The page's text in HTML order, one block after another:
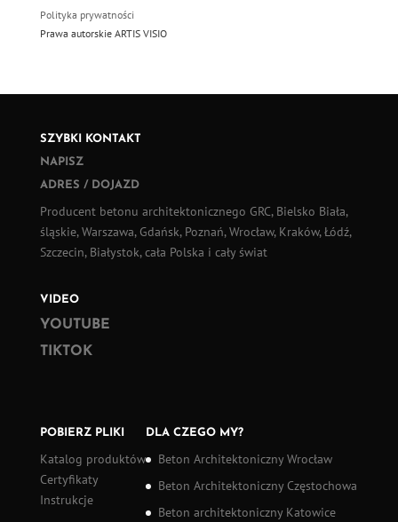
Polityka prywatności
Prawa autorskie ARTIS VISIO
SZYBKI KONTAKT
NAPISZ
ADRES / DOJAZD
Producent betonu architektonicznego GRC, Bielsko Biała,
śląskie, Warszawa, Gdańsk, Poznań, Wrocław, Kraków, Łódź,
Szczecin, Białystok, cała Polska i cały świat
VIDEO
YOUTUBE
TIKTOK
POBIERZ PLIKI
Katalog produktów
Certyfikaty
Instrukcje
DLA CZEGO MY?
Beton Architektoniczny Wrocław
Beton Architektoniczny Częstochowa
Beton architektoniczny Katowice